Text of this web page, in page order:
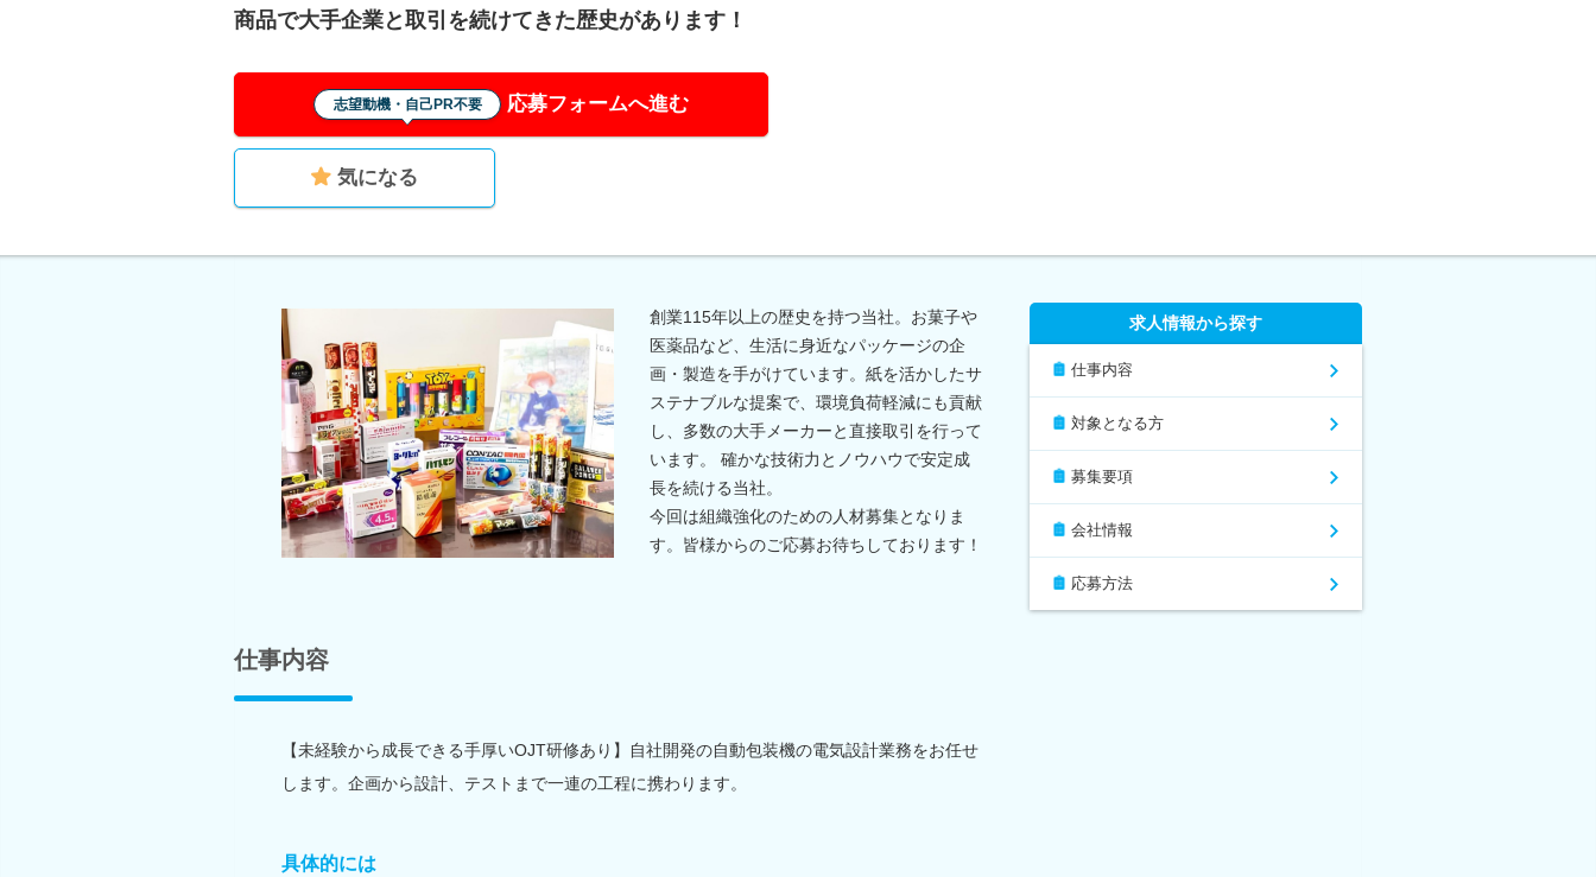
商品で大手企業と取引を続けてきた歴史があります！
志望動機・自己PR不要 応募フォームへ進む
気になる
創業115年以上の歴史を持つ当社。お菓子や
医薬品など、生活に身近なパッケージの企
画・製造を手がけています。紙を活かしたサ
ステナブルな提案で、環境負荷軽減にも貢献
し、多数の大手メーカーと直接取引を行って
います。 確かな技術力とノウハウで安定成
長を続ける当社。
今回は組織強化のための人材募集となりま
す。皆様からのご応募お待ちしております！
仕事内容
【未経験から成長できる手厚いOJT研修あり】自社開発の自動包装機の電気設計業務をお任せ
します。企画から設計、テストまで一連の工程に携わります。
具体的には
求人情報から探す
仕事内容
対象となる方
募集要項
会社情報
応募方法